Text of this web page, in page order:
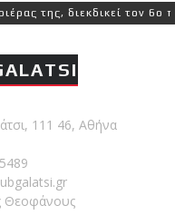
της, διεκδικεί τον 6ο
111 46, Αθήνα
Θεοφάνους